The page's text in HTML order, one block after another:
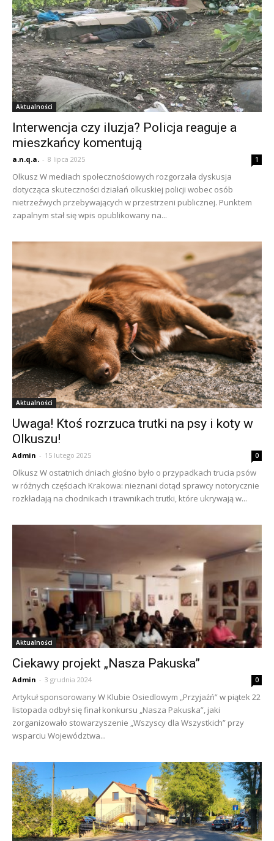
Aktualności
Interwencja czy iluzja? Policja reaguje a
mieszkańcy komentują
a.n.q.a. - 8 lipca 2025 1
Olkusz W mediach społecznościowych rozgorzała dyskusja
dotycząca skuteczności działań olkuskiej policji wobec osób
nietrzeźwych przebywających w przestrzeni publicznej. Punktem
zapalnym stał się wpis opublikowany na...
Aktualności
Uwaga! Ktoś rozrzuca trutki na psy i koty w
Olkuszu!
Admin - 15 lutego 2025 0
Olkusz W ostatnich dniach głośno było o przypadkach trucia psów
w różnych częściach Krakowa: nieznani dotąd sprawcy notorycznie
rozkładają na chodnikach i trawnikach trutki, które ukrywają w...
Aktualności
Ciekawy projekt „Nasza Pakuska”
Admin - 3 grudnia 2024 0
Artykuł sponsorowany W Klubie Osiedlowym „Przyjaźń” w piątek 22
listopada odbył się finał konkursu „Nasza Pakuska”, jaki
zorganizowało stowarzyszenie „Wszyscy dla Wszystkich” przy
wsparciu Województwa...